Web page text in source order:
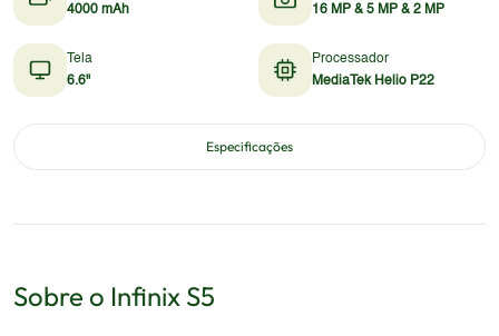
4000 mAh
16 MP & 5 MP & 2 MP
Tela
6.6"
Processador
MediaTek Helio P22
Especificações
Sobre o Infinix S5